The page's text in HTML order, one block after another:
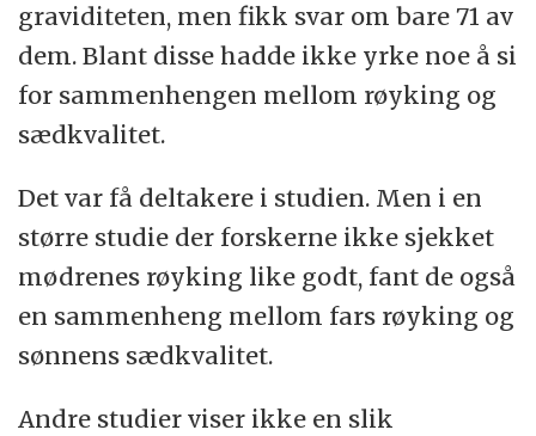
graviditeten, men fikk svar om bare 71 av
dem. Blant disse hadde ikke yrke noe å si
for sammenhengen mellom røyking og
sædkvalitet.
Det var få deltakere i studien. Men i en
større studie der forskerne ikke sjekket
mødrenes røyking like godt, fant de også
en sammenheng mellom fars røyking og
sønnens sædkvalitet.
Andre studier viser ikke en slik